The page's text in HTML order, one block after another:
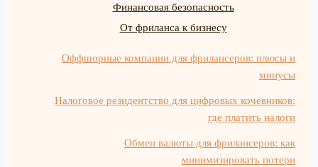
Финансовая безопасность
От фриланса к бизнесу
Оффшорные компании для фрилансеров: плюсы и
минусы
Налоговое резидентство для цифровых кочевников:
где платить налоги
Обмен валюты для фрилансеров: как
минимизировать потери